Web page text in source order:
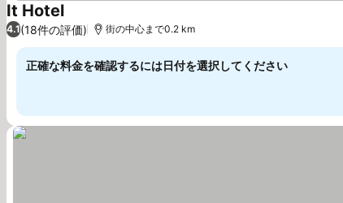
It Hotel料金を表示
4.1(18件の評価) 街の中心まで0.2 km
正確な料金を確認するには日付を選択してください